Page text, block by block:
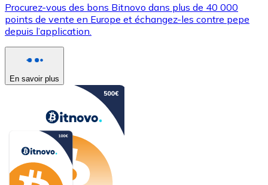
Procurez-vous des bons Bitnovo dans plus de 40 000
points de vente en Europe et échangez-les contre pepe
depuis l’application.
En savoir plus